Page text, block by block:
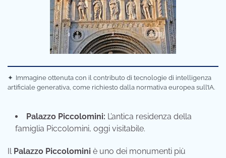
✦ Immagine ottenuta con il contributo di tecnologie di intelligenza
artificiale generativa, come richiesto dalla normativa europea sull’IA.
Palazzo Piccolomini: L’antica residenza della
famiglia Piccolomini, oggi visitabile.
Il Palazzo Piccolomini è uno dei monumenti più